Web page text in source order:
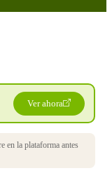
Ver ahora
en la plataforma antes